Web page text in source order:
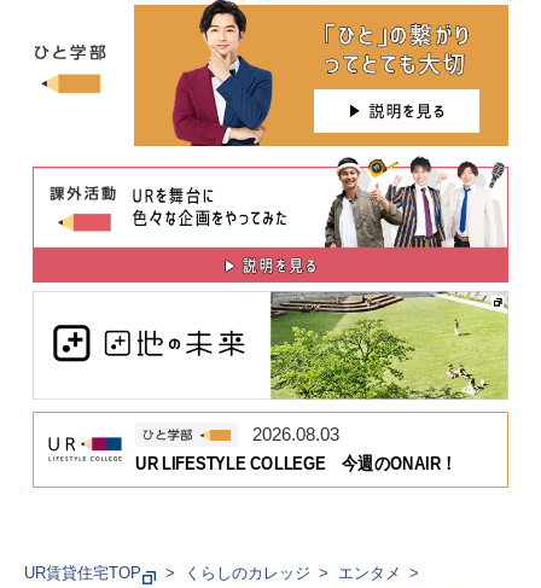
2026.08.03
UR LIFESTYLE COLLEGE 今週のONAIR！
UR賃貸住宅TOP くらしのカレッジ
エンタメ